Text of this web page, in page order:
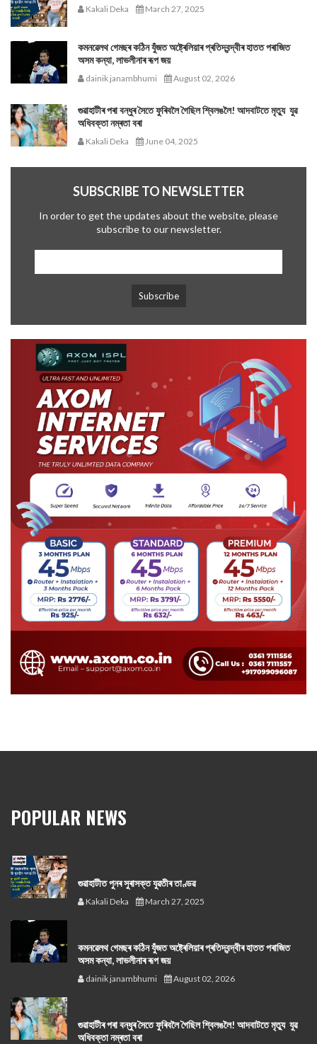
Kakali Deka March 27, 2025
কমনৱেলথ গেমছৰ কঠিন যুঁজত অষ্ট্ৰেলিয়াৰ প্ৰতিদ্বন্দ্বীৰ হাতত পৰাজিত
অসম কন্যা, লাভলীনাৰ ৰূপ জয়
dainik janambhumi August 02, 2026
গুৱাহাটীৰ পৰা বন্ধুৰ সৈতে ফুৰিবলৈ গৈছিল শ্বিলঙলৈ! আদবাটতে মৃত্যু যুৱ
অধিবক্তা নম্ৰতা বৰা
Kakali Deka June 04, 2025
SUBSCRIBE TO NEWSLETTER
In order to get the updates about the website, please
subscribe to our newsletter.
POPULAR NEWS
গুৱাহাটীত পুনৰ সুৰাসক্ত যুৱতীৰ তাণ্ডৱ
Kakali Deka March 27, 2025
কমনৱেলথ গেমছৰ কঠিন যুঁজত অষ্ট্ৰেলিয়াৰ প্ৰতিদ্বন্দ্বীৰ হাতত পৰাজিত
অসম কন্যা, লাভলীনাৰ ৰূপ জয়
dainik janambhumi August 02, 2026
গুৱাহাটীৰ পৰা বন্ধুৰ সৈতে ফুৰিবলৈ গৈছিল শ্বিলঙলৈ! আদবাটতে মৃত্যু যুৱ
অধিবক্তা নম্ৰতা বৰা